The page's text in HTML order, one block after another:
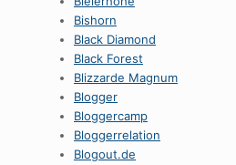
Bishorn
Black Diamond
Black Forest
Blizzarde Magnum
Blogger
Bloggercamp
Bloggerrelation
Blogout.de